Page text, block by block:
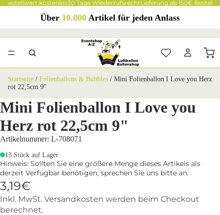
Bestellwert kostenlos30 Tage WiederrufsrechtLieferung ab 150€
Über 10.000 Artikel für jeden Anlass
Startseite / Folienballons & Bubbles / Mini Folienballon I Love you Herz
rot 22,5cm 9"
Mini Folienballon I Love you
Herz rot 22,5cm 9"
Artikelnummer: L-708071
13 Stück auf Lager
Hinweis: Sollten Sie eine größere Menge dieses Artikels als
derzeit Verfügbar benötigen, sprechen Sie uns bitte an.
3,19€
Inkl. MwSt. Versandkosten werden beim Checkout
berechnet.